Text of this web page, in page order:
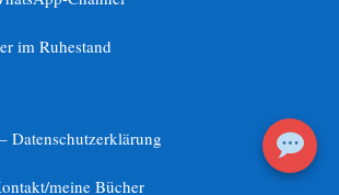
im Ruhestand
– Datenschutzerklärung
meine Bücher